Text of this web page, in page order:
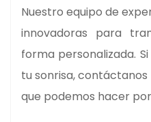
Nuestro equipo de
innovadoras para
forma personalizada.
tu sonrisa,
que podemos hacer